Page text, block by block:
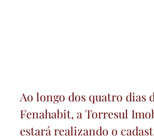
Ao longo dos quatro dias
Fenahabit, a Torresul
estará realizando o